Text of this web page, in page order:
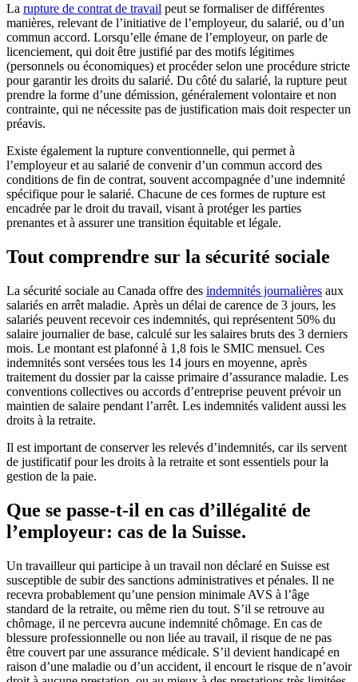
La rupture de contrat de travail peut se formaliser de différentes
manières, relevant de l’initiative de l’employeur, du salarié, ou d’un
commun accord. Lorsqu’elle émane de l’employeur, on parle de
licenciement, qui doit être justifié par des motifs légitimes
(personnels ou économiques) et procéder selon une procédure stricte
pour garantir les droits du salarié. Du côté du salarié, la rupture peut
prendre la forme d’une démission, généralement volontaire et non
contrainte, qui ne nécessite pas de justification mais doit respecter un
préavis.
Existe également la rupture conventionnelle, qui permet à
l’employeur et au salarié de convenir d’un commun accord des
conditions de fin de contrat, souvent accompagnée d’une indemnité
spécifique pour le salarié. Chacune de ces formes de rupture est
encadrée par le droit du travail, visant à protéger les parties
prenantes et à assurer une transition équitable et légale.
Tout comprendre sur la sécurité sociale
La sécurité sociale au Canada offre des indemnités journalières aux
salariés en arrêt maladie. Après un délai de carence de 3 jours, les
salariés peuvent recevoir ces indemnités, qui représentent 50% du
salaire journalier de base, calculé sur les salaires bruts des 3 derniers
mois. Le montant est plafonné à 1,8 fois le SMIC mensuel. Ces
indemnités sont versées tous les 14 jours en moyenne, après
traitement du dossier par la caisse primaire d’assurance maladie. Les
conventions collectives ou accords d’entreprise peuvent prévoir un
maintien de salaire pendant l’arrêt. Les indemnités valident aussi les
droits à la retraite.
Il est important de conserver les relevés d’indemnités, car ils servent
de justificatif pour les droits à la retraite et sont essentiels pour la
gestion de la paie.
Que se passe-t-il en cas d’illégalité de
l’employeur: cas de la Suisse.
Un travailleur qui participe à un travail non déclaré en Suisse est
susceptible de subir des sanctions administratives et pénales. Il ne
recevra probablement qu’une pension minimale AVS à l’âge
standard de la retraite, ou même rien du tout. S’il se retrouve au
chômage, il ne percevra aucune indemnité chômage. En cas de
blessure professionnelle ou non liée au travail, il risque de ne pas
être couvert par une assurance médicale. S’il devient handicapé en
raison d’une maladie ou d’un accident, il encourt le risque de n’avoir